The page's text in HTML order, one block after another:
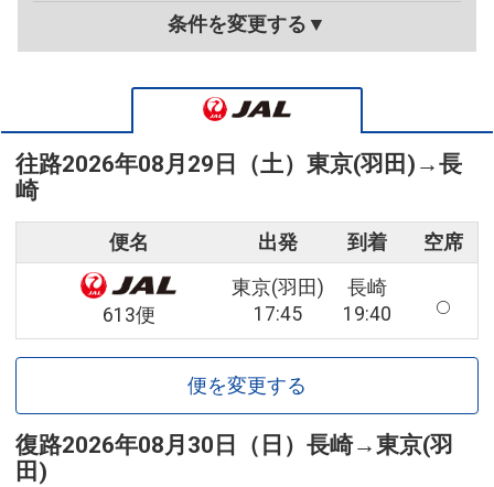
条件を変更する▼
往路2026年08月29日（土） 東京(羽田) →長
崎
便名 出発 到着 空席
613便
東京(羽田)
17:45
長崎
19:40
便を変更する
復路2026年08月30日（日） 長崎→東京(羽
田)